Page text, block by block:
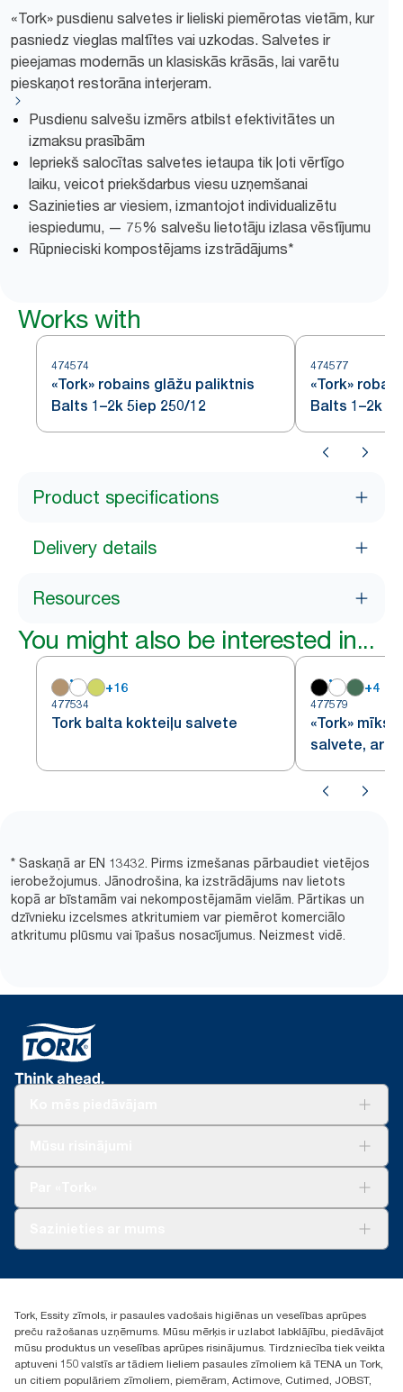
«Tork» pusdienu salvetes ir lieliski piemērotas vietām, kur
pasniedz vieglas maltītes vai uzkodas. Salvetes ir
pieejamas modernās un klasiskās krāsās, lai varētu
pieskaņot restorāna interjeram.
Pusdienu salvešu izmērs atbilst efektivitātes un
izmaksu prasībām
Iepriekš salocītas salvetes ietaupa tik ļoti vērtīgo
laiku, veicot priekšdarbus viesu uzņemšanai
Sazinieties ar viesiem, izmantojot individualizētu
iespiedumu, — 75% salvešu lietotāju izlasa vēstījumu
Rūpnieciski kompostējams izstrādājums*
Works with
474574
«Tork» robains glāžu paliktnis
Balts 1–2k 5iep 250/12
474577
«Tork»
Balts 1–2k
Product specifications
Delivery details
Resources
You might also be interested in...
+16
477534
Tork balta kokteiļu salvete
+4
477579
«Tork»
salvete, ar
* Saskaņā ar EN 13432. Pirms izmešanas pārbaudiet vietējos
ierobežojumus. Jānodrošina, ka izstrādājums nav lietots
kopā ar bīstamām vai nekompostējamām vielām. Pārtikas un
dzīvnieku izcelsmes atkritumiem var piemērot komerciālo
atkritumu plūsmu vai īpašus nosacījumus. Neizmest vidē.
+371 29141799
Atrast izplatītāju
Ulbrokas street 19A
Riga, Latvija
LV-1028
Tork, Essity zīmols, ir pasaules vadošais higiēnas un veselības aprūpes
preču ražošanas uzņēmums. Mūsu mērķis ir uzlabot labklājību, piedāvājot
mūsu produktus un veselības aprūpes risinājumus. Tirdzniecība tiek veikta
aptuveni 150 valstīs ar tādiem lieliem pasaules zīmoliem kā TENA un Tork,
un citiem populāriem zīmoliem, piemēram, Actimove, Cutimed, JOBST,